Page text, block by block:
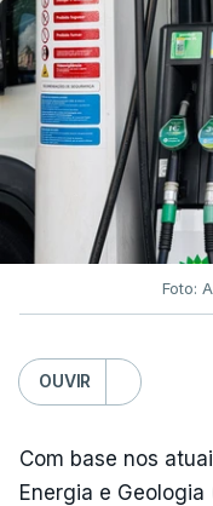
Foto:
OUVIR
Com base nos
Energia e Geologia